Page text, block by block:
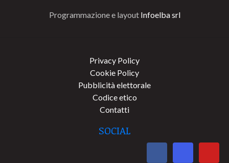
Programmazione e layout Infoelba srl
Privacy Policy
Cookie Policy
Pubblicità elettorale
Codice etico
Contatti
SOCIAL